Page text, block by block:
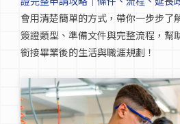
會用清楚簡單的方式，帶你一步步了
簽證類型、準備文件與完整流程，幫
銜接畢業後的生活與職涯規劃！